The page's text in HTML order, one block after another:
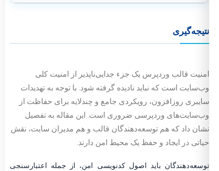
نتیجه‌گیری
امنیت قالب وردپرس یک جزء جدایی‌ناپذیر از امنیت کلی
وب‌سایت است که نباید نادیده گرفته شود. با توجه به تهدیدات
سایبری روزافزون، رویکردی جامع و چندلایه برای حفاظت از
وب‌سایت‌های وردپرسی ضروری است. این مقاله به تفصیل
نشان داد که هم توسعه‌دهندگان قالب و هم مدیران سایت، نقش
حیاتی در ایجاد و حفظ یک محیط امن دارند.
توسعه‌دهندگان باید اصول کدنویسی امن، از جمله اعتبارسنجی